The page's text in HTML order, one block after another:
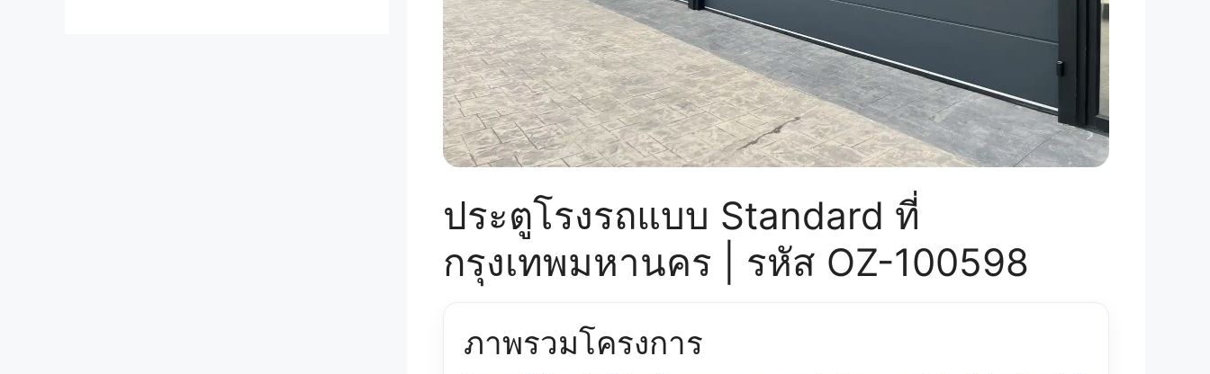
ประตูโรงรถแบบ Standard ที่
กรุงเทพมหานคร | รหัส OZ-100598
ภาพรวมโครงการ